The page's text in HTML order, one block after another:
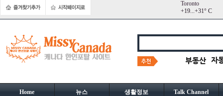
Toronto
+19...+31° C
Home 뉴스 생활정보 Talk Channel